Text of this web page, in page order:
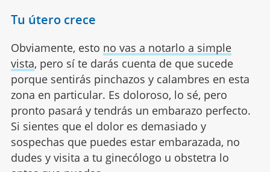
Tu útero crece
Obviamente, esto no vas a notarlo a simple
vista, pero sí te darás cuenta de que sucede
porque sentirás pinchazos y calambres en esta
zona en particular. Es doloroso, lo sé, pero
pronto pasará y tendrás un embarazo perfecto.
Si sientes que el dolor es demasiado y
sospechas que puedes estar embarazada, no
dudes y visita a tu ginecólogo u obstetra lo